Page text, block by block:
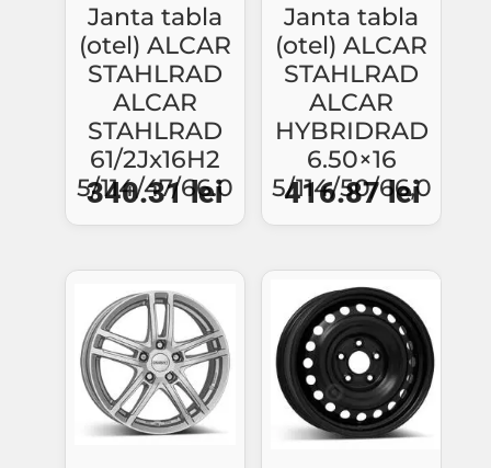
Janta tabla
(otel) ALCAR
STAHLRAD
ALCAR
STAHLRAD
61/2Jx16H2
5/114/47/66.0
340.31lei
Janta tabla
(otel) ALCAR
STAHLRAD
ALCAR
HYBRIDRAD
6.50×16
5/114/50/66,0
416.87lei